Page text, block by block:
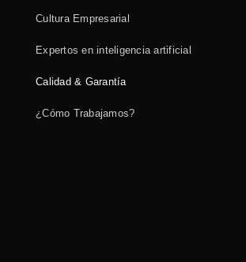
Cultura Empresarial
Expertos en inteligencia artificial
Calidad & Garantía
¿Cómo Trabajamos?